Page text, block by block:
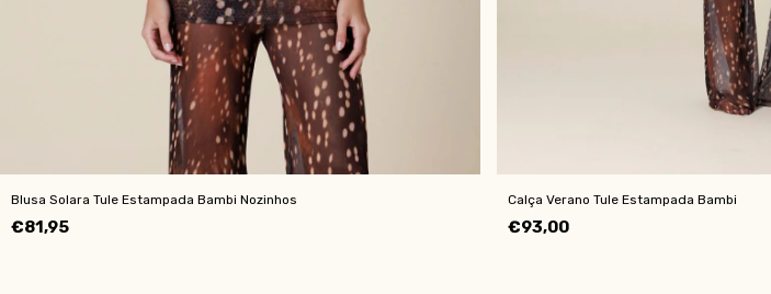
Blusa Solara Tule Estampada Bambi Nozinhos
€81,95
Calça Verano Tule Estampada Bambi
€93,00